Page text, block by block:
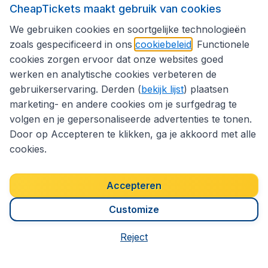
CheapTickets.be
Internationale sites
Volg CheapTickets.be
CheapTickets maakt gebruik van cookies
We gebruiken cookies en soortgelijke technologieën
zoals gespecificeerd in ons cookiebeleid . Functionele
cookies zorgen ervoor dat onze websites goed
werken en analytische cookies verbeteren de
gebruikerservaring. Derden (bekijk lijst) plaatsen
marketing- en andere cookies om je surfgedrag te
volgen en je gepersonaliseerde advertenties te tonen.
Door op Accepteren te klikken, ga je akkoord met alle
cookies.
Accepteren
Customize
Reject